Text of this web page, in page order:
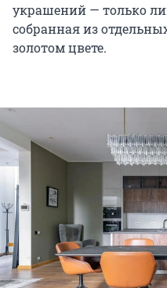
украшений — только
собранная из
золотом цвете.